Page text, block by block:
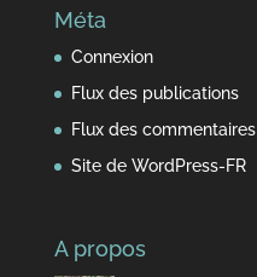
Méta
Connexion
Flux des publications
Flux des commentaires
Site de WordPress-FR
A propos